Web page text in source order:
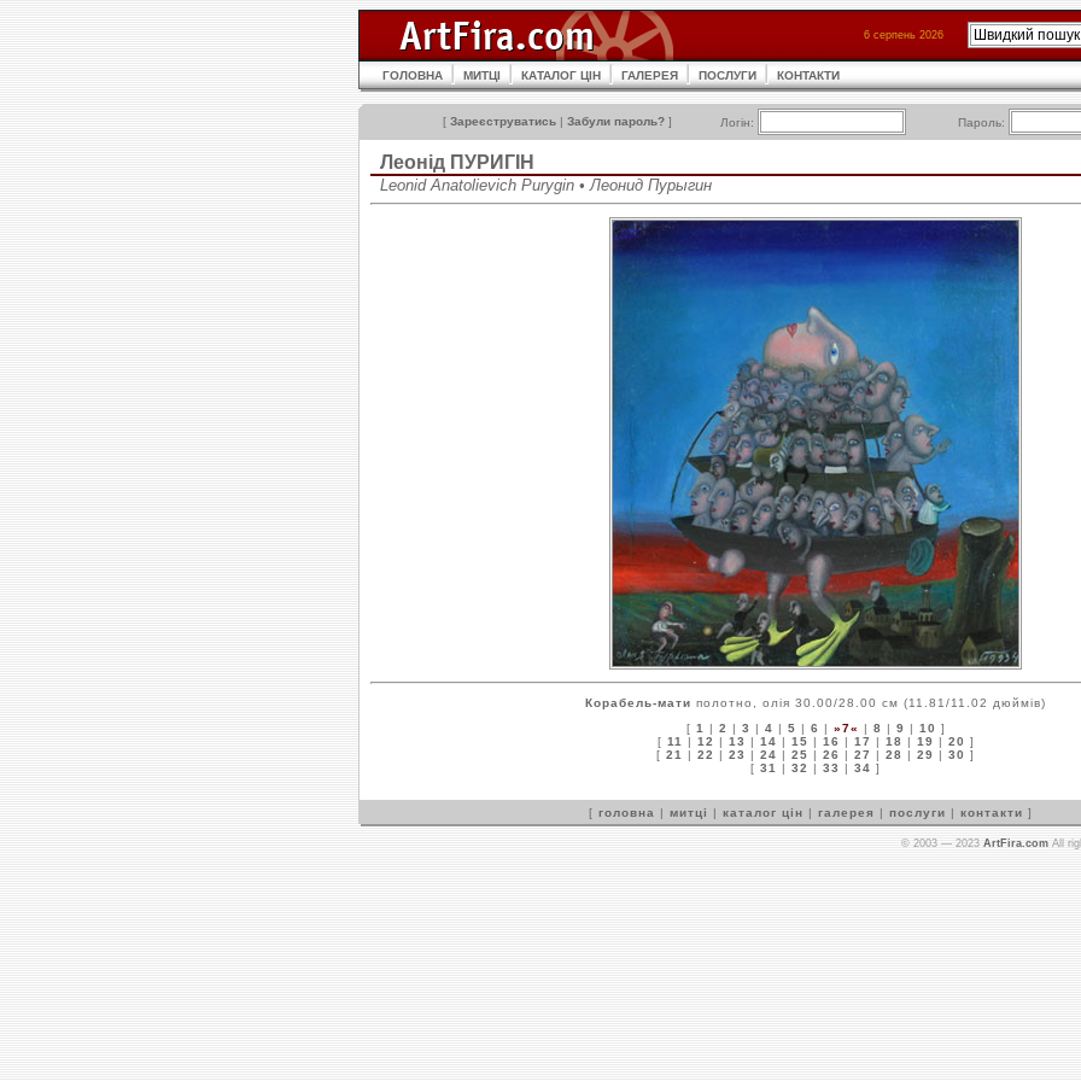
6 серпень 2026
ГОЛОВНА МИТЦІ КАТАЛОГ ЦІН ГАЛЕРЕЯ ПОСЛУГИ КОНТАКТИ
[ Зареєструватись | Забули пароль? ] Логін: Пароль:
Леонід ПУРИГІН
Leonid Anatolievich Purygin • Леонид Пурыгин
Корабель-мати полотно, олія 30.00/28.00 см (11.81/11.02 дюймів)
[ 1 | 2 | 3 | 4 | 5 | 6 | »7« | 8 | 9 | 10 ]
[ 11 | 12 | 13 | 14 | 15 | 16 | 17 | 18 | 19 | 20 ]
[ 21 | 22 | 23 | 24 | 25 | 26 | 27 | 28 | 29 | 30 ]
[ 31 | 32 | 33 | 34 ]
[ головна | митці | каталог цін | галерея | послуги | контакти ]
© 2003 — 2023 ArtFira.com All